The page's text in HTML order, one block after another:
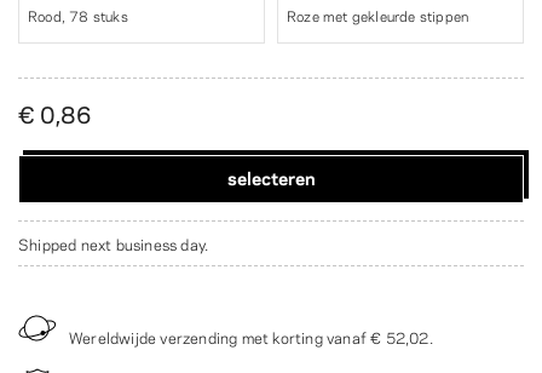
Rood, 78 stuks Roze met gekleurde stippen
€ 0,86
selecteren
Shipped next business day.
Wereldwijde verzending met korting vanaf€ 52,02